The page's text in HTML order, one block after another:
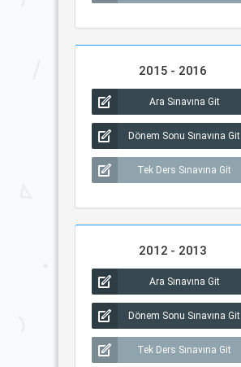
2015 - 2016
Ara Sınavına Git
Dönem Sonu Sınavına Git
Tek Ders Sınavına Git
2012 - 2013
Ara Sınavına Git
Dönem Sonu Sınavına Git
Tek Ders Sınavına Git